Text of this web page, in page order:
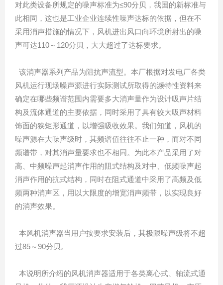
对此类设备所规定的噪声标准为≤90分贝，我国的新标准与
此相同，这也是工业企业连续性噪声达标的依据，但在不
采用消声措施的情况下，风机进出风口向环境所射出的噪
声可达110～120分贝，大大超过了达标要求。
该消声器系列产品为阻抗声流型。本厂根据对发电厂各类
风机运行现场噪声源进行实际测试所取得的濒特性资料来
确定在哪些频谱范围内需要多大消声量作为设计吸声片结
构及流体通道的主要依据，同时采用了具有较大吸声材料
饰面的狭矩形通道，以增强吸收效果。我们知道，风机的
噪声源在大噪声级时，其频谱值往往不止一种，而对不同
频谱带，对其消声量要求也不相同。为此本产品采用了对
高、中频噪声起消声作用的阻式结构及对中、低频噪声起
消声作用的抗式结构，同时在阻式通道中采用了高频及低
频两种消声区，用以大限度的增宽消声频带，以实现良好
的消声效果。
本风机消声器当用户按要求安装后，其极限噪声级将不超
过85～90分贝。
本说明所介绍的风机消声器适用于各类离心式、轴流式通